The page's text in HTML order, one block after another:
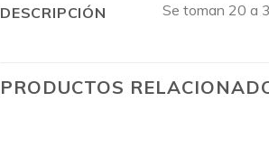
DESCRIPCIÓN Se toman 20 a
PRODUCTOS